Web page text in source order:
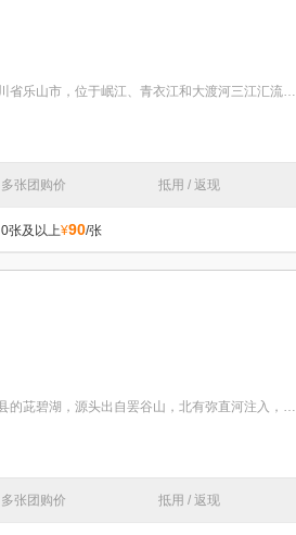
特色：乐山大佛，又名凌云大佛，地处中国四川省乐山市，位于岷江、青衣江和大渡河三江汇流处，与乐山城
多张团购价 抵用 / 返现
0张及以上¥90/张
特色：苍山洱海，山水相依。洱海发源于洱源县的茈碧湖，源头出自罢谷山，北有弥直河注入，东南收波罗江
多张团购价 抵用 / 返现